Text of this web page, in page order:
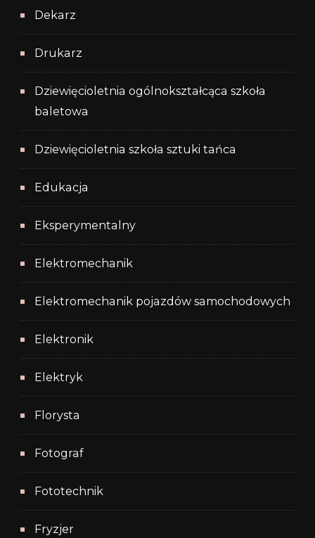
Dekarz
Drukarz
Dziewięcioletnia ogólnokształcąca szkoła
baletowa
Dziewięcioletnia szkoła sztuki tańca
Edukacja
Eksperymentalny
Elektromechanik
Elektromechanik pojazdów samochodowych
Elektronik
Elektryk
Florysta
Fotograf
Fototechnik
Fryzjer